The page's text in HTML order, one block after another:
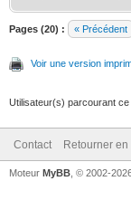
Pages (20) : « Précédent
Voir une version
Utilisateur(s) parcourant
Contact Retourner en
Moteur MyBB , © 2002-